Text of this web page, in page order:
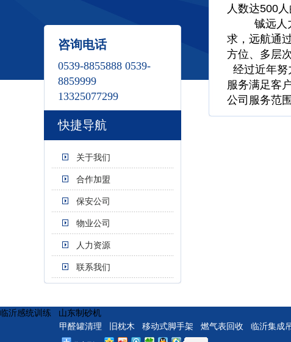
咨询电话
0539-8855888 0539-
8859999
13325077299
快捷导航
关于我们
合作加盟
保安公司
物业公司
人力资源
联系我们
人数达500
铖远
求，远航通
方位、多层
经过近年努
服务满足客
公司服务范围
临沂感统训练
山东制砂机
甲醛罐清理
旧枕木 移动式脚手架 燃气表回收 临沂集成